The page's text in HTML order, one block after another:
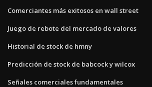
Comerciantes más exitosos en wall street
Juego de rebote del mercado de valores
Historial de stock de hmny
Predicción de stock de babcock y wilcox
Señales comerciales fundamentales